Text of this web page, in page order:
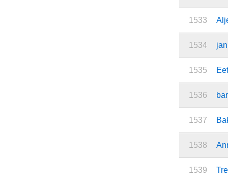
1533
1534
1535
1536
1537
1538
1539